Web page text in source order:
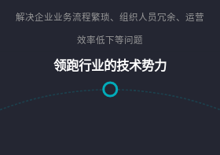
解决企业业务流程繁琐、组织人员冗余、运营
效率低下等问题
领跑行业的技术势力